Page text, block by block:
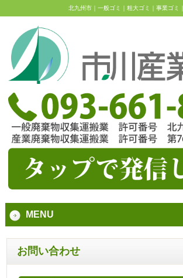
北九州市｜一般ゴミ｜粗大ゴミ｜事業ゴミ
MENU
お問い合わせ